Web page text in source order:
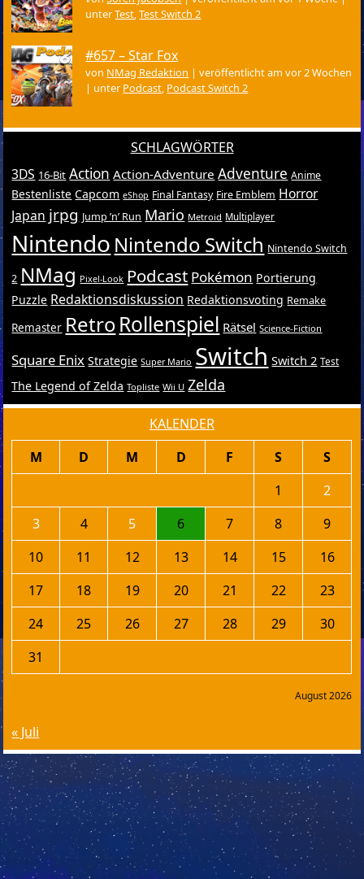
unterTest,Test Switch 2
#657 – Star Fox
von NMag Redaktion |veröffentlicht am vor 2 Wochen
| unter Podcast, Podcast Switch 2
SCHLAGWÖRTER
3DS 16-Bit Action Action-Adventure Adventure Anime
Bestenliste Capcom eShop Final Fantasy Fire Emblem Horror
Japan jrpg Jump ’n’ Run Mario Metroid Multiplayer
Nintendo Nintendo Switch Nintendo Switch
2 NMag Pixel-Look Podcast Pokémon Portierung
Puzzle Redaktionsdiskussion Redaktionsvoting Remake
Remaster RetroRollenspiel Rätsel Science-Fiction
Square Enix Strategie Super Mario Switch Switch 2 Test
The Legend of Zelda Topliste Wii U Zelda
KALENDER
August 2026
M D M D F S
S
1
2
3
4 5 6 7 8
9
10
11 12 13 14 15
16
17
18 19 20 21 22
23
24
25 26 27 28 29
30
31
« Juli